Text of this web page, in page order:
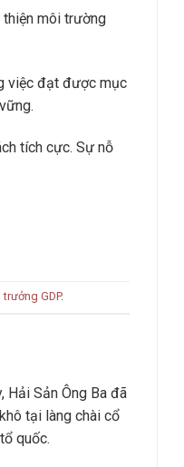
thiện môi trường
việc đạt được mục
tích cực. Sự nỗ
trưởng GDP.
Hải Sản Ông Ba đã
tại làng chài cổ
quốc.